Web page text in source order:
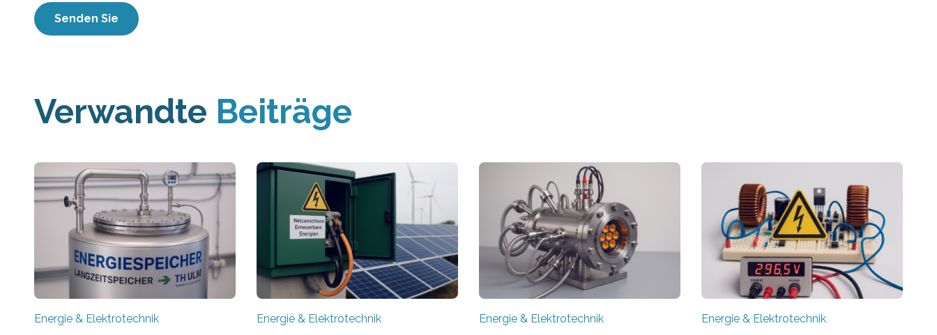
Verwandte Beiträge
Energie & Elektrotechnik Energie & Elektrotechnik Energie & Elektrotechnik Energie & Elektrotechnik